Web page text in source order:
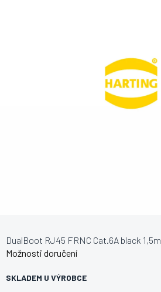
SKLADEM U VÝROBCE
Možnosti doručení
DualBoot RJ45 FRNC Cat.6A black 1,5m